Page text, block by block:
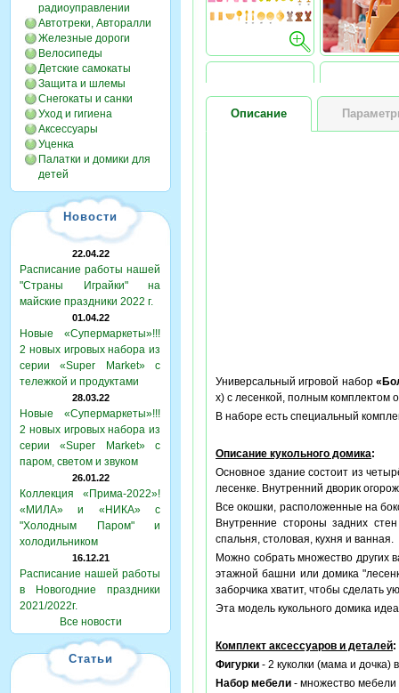
радиоуправлении
Автотреки, Авторалли
Железные дороги
Велосипеды
Детские самокаты
Защита и шлемы
Снегокаты и санки
Уход и гигиена
Аксессуары
Уценка
Палатки и домики для
детей
Новости
22.04.22
Расписание работы нашей
"Страны Играйки" на
майские праздники 2022 г.
01.04.22
Новые «Супермаркеты»!!!
2 новых игровых набора из
серии «Super Market» с
тележкой и продуктами
28.03.22
Новые «Супермаркеты»!!!
2 новых игровых набора из
серии «Super Market» с
паром, светом и звуком
26.01.22
Коллекция «Прима-2022»!
«МИЛА» и «НИКА» с
"Холодным Паром" и
холодильником
16.12.21
Расписание нашей работы
в Новогодние праздники
2021/2022г.
Все новости
Статьи
Описание
Универсальный игровой набор
х) с лесенкой, полным комплектом
В наборе есть специальный
Описание кукольного домика:
Основное здание состоит из
лесенке. Внутренний дворик
Все окошки, расположенные на
Внутренние стороны задних
спальня, столовая, кухня и ванная.
Можно собрать множество других
этажной башни или домика
заборчика хватит, чтобы сделать
Эта модель кукольного домика
Комплект аксессуаров и деталей:
Фигурки - 2 куколки (мама и дочка)
Набор мебели - множество мебели